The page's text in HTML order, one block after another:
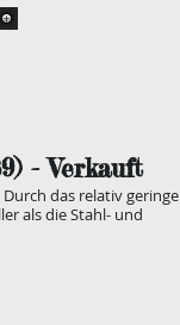
) - Verkauft
das relativ geringe
als die Stahl- und